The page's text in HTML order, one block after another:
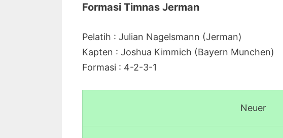
Formasi Timnas Jerman
Pelatih : Julian Nagelsmann (Jerman)
Kapten : Joshua Kimmich (Bayern Munchen)
Formasi : 4-2-3-1
Neuer